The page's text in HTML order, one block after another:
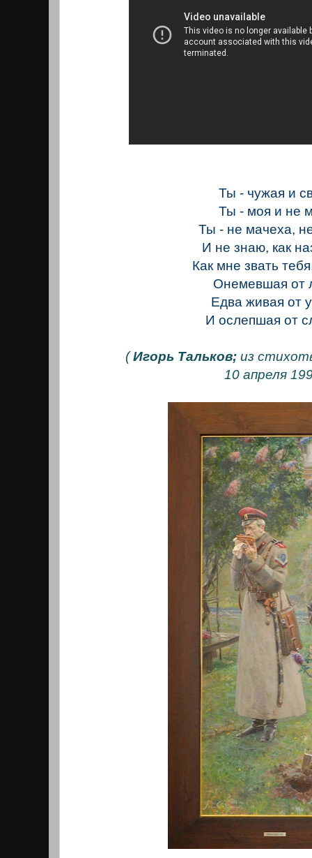
Ты - чужая и
Ты - моя и не
Ты - не мачеха,
И не знаю, как
Как мне звать
Онемевшая от
Едва живая от
И ослепшая от
(Игорь Тальков; из
10 апреля